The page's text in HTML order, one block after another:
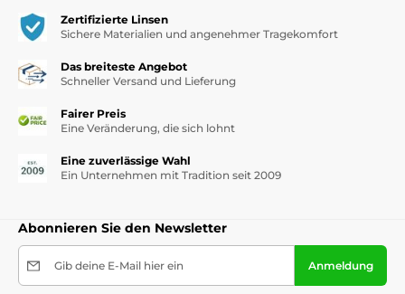
Zertifizierte Linsen
Sichere Materialien und angenehmer Tragekomfort
Das breiteste Angebot
Schneller Versand und Lieferung
Fairer Preis
Eine Veränderung, die sich lohnt
Eine zuverlässige Wahl
Ein Unternehmen mit Tradition seit 2009
Abonnieren Sie den Newsletter
Gib deine E-Mail hier ein Anmeldung